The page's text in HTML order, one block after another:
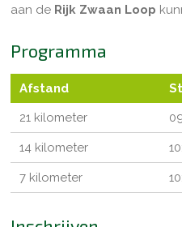
aan de Rijk Zwaan Loop
Programma
Afstand
21 kilometer
14 kilometer
7 kilometer